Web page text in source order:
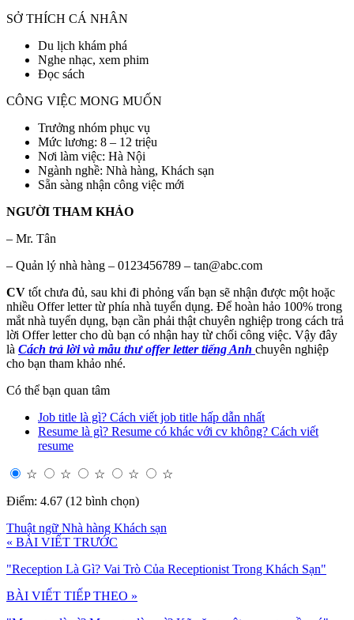
SỞ THÍCH CÁ NHÂN
Du lịch khám phá
Nghe nhạc, xem phim
Đọc sách
CÔNG VIỆC MONG MUỐN
Trưởng nhóm phục vụ
Mức lương: 8 – 12 triệu
Nơi làm việc: Hà Nội
Ngành nghề: Nhà hàng, Khách sạn
Sẵn sàng nhận công việc mới
NGƯỜI THAM KHẢO
– Mr. Tân
– Quản lý nhà hàng – 0123456789 – tan@abc.com
CV tốt chưa đủ, sau khi đi phỏng vấn bạn sẽ nhận được một hoặc
nhiều Offer letter từ phía nhà tuyển dụng. Để hoàn hảo 100% trong
mắt nhà tuyển dụng, bạn cần phải thật chuyên nghiệp trong cách trả
lời Offer letter cho dù bạn có nhận hay từ chối công việc. Vậy đây
là Cách trả lời và mẫu thư offer letter tiếng Anh chuyên nghiệp
cho bạn tham khảo nhé.
Có thể bạn quan tâm
Job title là gì? Cách viết job title hấp dẫn nhất
Resume là gì? Resume có khác với cv không? Cách viết
resume
☆ ☆ ☆ ☆
☆
Điểm: 4.67 (12 bình chọn)
Thuật ngữ Nhà hàng Khách sạn
« BÀI VIẾT TRƯỚC
"Reception Là Gì? Vai Trò Của Receptionist Trong Khách Sạn"
BÀI VIẾT TIẾP THEO »